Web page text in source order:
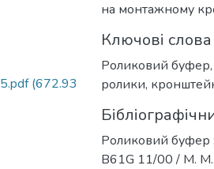
(672.93
на монтажному
Ключові слова
Роликовий буфер,
ролики,
Роликовий буфер
B61G 11/00 / М. М.